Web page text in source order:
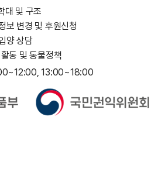
대 및 구조
보 변경 및 후원신청
양 상담
동 및 동물정책
13:00~18:00